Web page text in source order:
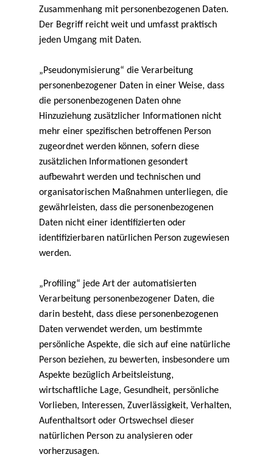
Zusammenhang mit personenbezogenen Daten.
Der Begriff reicht weit und umfasst praktisch
jeden Umgang mit Daten.
„Pseudonymisierung“ die Verarbeitung
personenbezogener Daten in einer Weise, dass
die personenbezogenen Daten ohne
Hinzuziehung zusätzlicher Informationen nicht
mehr einer spezifischen betroffenen Person
zugeordnet werden können, sofern diese
zusätzlichen Informationen gesondert
aufbewahrt werden und technischen und
organisatorischen Maßnahmen unterliegen, die
gewährleisten, dass die personenbezogenen
Daten nicht einer identifizierten oder
identifizierbaren natürlichen Person zugewiesen
werden.
„Profiling“ jede Art der automatisierten
Verarbeitung personenbezogener Daten, die
darin besteht, dass diese personenbezogenen
Daten verwendet werden, um bestimmte
persönliche Aspekte, die sich auf eine natürliche
Person beziehen, zu bewerten, insbesondere um
Aspekte bezüglich Arbeitsleistung,
wirtschaftliche Lage, Gesundheit, persönliche
Vorlieben, Interessen, Zuverlässigkeit, Verhalten,
Aufenthaltsort oder Ortswechsel dieser
natürlichen Person zu analysieren oder
vorherzusagen.